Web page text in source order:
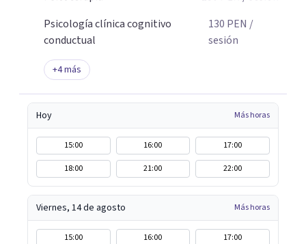
Psicología clínica cognitivo
conductual
130 PEN /
sesión
+4más
Hoy Más horas
15:00 16:00
17:00
18:00
21:00 22:00
Viernes, 14 de agosto Más horas
15:00 16:00
17:00